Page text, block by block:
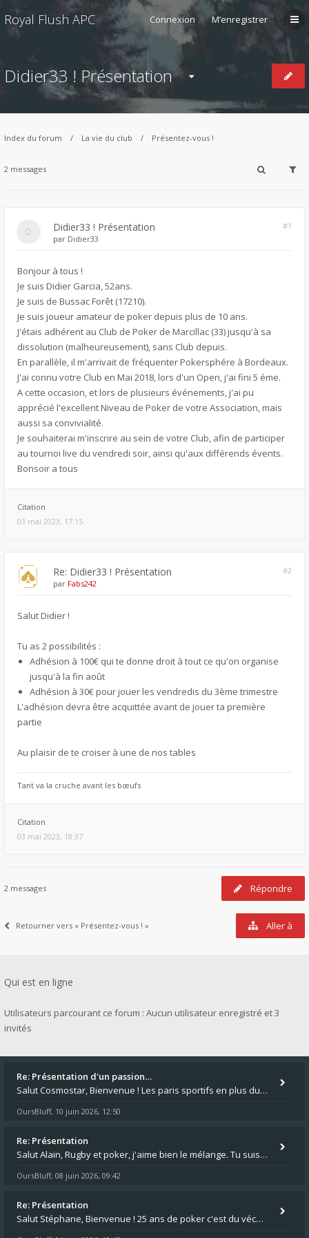
Royal Flush APC Connexion M’enregistrer
Didier33 ! Présentation
Index du forum La vie du club Présentez-vous !
2 messages
Didier33 ! Présentation
#1
par Didier33
Bonjour à tous !
Je suis Didier Garcia, 52ans.
Je suis de Bussac Forêt (17210).
Je suis joueur amateur de poker depuis plus de 10 ans.
J'étais adhérent au Club de Poker de Marcillac (33) jusqu'à sa
dissolution (malheureusement), sans Club depuis.
En parallèle, il m'arrivait de fréquenter Pokersphére à Bordeaux.
J'ai connu votre Club en Mai 2018, lors d'un Open, j'ai fini 5 éme.
A cette occasion, et lors de plusieurs événements, j'ai pu
apprécié l'excellent Niveau de Poker de votre Association, mais
aussi sa convivialité.
Je souhaiterai m'inscrire au sein de votre Club, afin de participer
au tournoi live du vendredi soir, ainsi qu'aux différends évents.
Bonsoir a tous
Citation
03 mai 2023, 17:15
Re: Didier33 ! Présentation
#2
par Fabs242
Salut Didier !
Tu as 2 possibilités :
Adhésion à 100€ qui te donne droit à tout ce qu'on organise
jusqu'à la fin août
Adhésion à 30€ pour jouer les vendredis du 3ème trimestre
L'adhésion devra être acquittée avant de jouer ta première
partie
Au plaisir de te croiser à une de nos tables
Tant va la cruche avant les bœufs
Citation
03 mai 2023, 18:37
2 messages Répondre
Retourner vers « Présentez-vous ! » Aller à
Qui est en ligne
Utilisateurs parcourant ce forum : Aucun utilisateur enregistré et 3
invités
Re: Présentation d'un passion…
Salut Cosmostar, Bienvenue ! Les paris sportifs en plus du poker, c'est ce que je fais aussi. Surtout la NBA, je mise su
OursBluff, 10 juin 2026, 12:50
Re: Présentation
Salut Alain, Rugby et poker, j'aime bien le mélange. Tu suis le rugby du coin ? Moi j'essaie d'aller voir des matchs de
OursBluff, 08 juin 2026, 09:42
Re: Présentation
Salut Stéphane, Bienvenue ! 25 ans de poker c'est du vécu quand même. Moi je suis relativementnouveau (2018) mais j'ai a